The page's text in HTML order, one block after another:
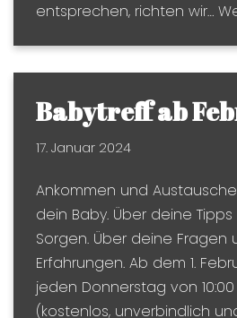
entsprechen, richten wir…
Babytreff ab
17. Januar 2024
Ankommen und
dein Baby. Über deine
Sorgen. Über deine Fragen
Erfahrungen. Ab dem 1.
jeden Donnerstag von 10:00
(kostenlos, unverbindlich